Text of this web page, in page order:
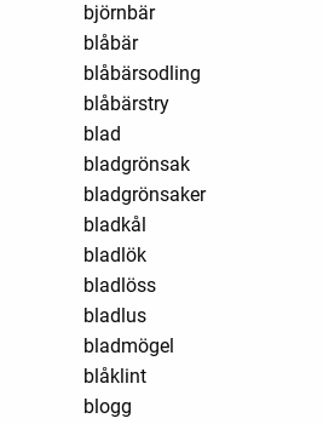
björnbär
blåbär
blåbärsodling
blåbärstry
blad
bladgrönsak
bladgrönsaker
bladkål
bladlök
bladlöss
bladlus
bladmögel
blåklint
blogg